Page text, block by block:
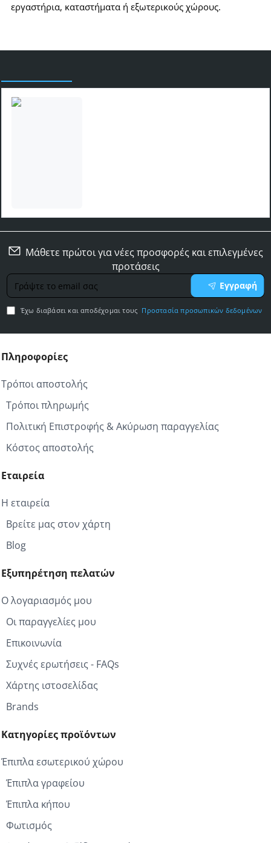
εργαστήρια, καταστήματα ή εξωτερικούς χώρους.
Μάθετε πρώτοι για νέες προσφορές και επιλεγμένες
προτάσεις
Γράψτε
το
email
σας
Εγγραφή
Έχω διαβάσει και αποδέχομαι τους Προστασία προσωπικών δεδομένων
Πληροφορίες
Τρόποι αποστολής
Τρόποι πληρωμής
Πολιτική Επιστροφής & Ακύρωση παραγγελίας
Κόστος αποστολής
Εταιρεία
Η εταιρεία
Βρείτε μας στον χάρτη
Blog
Εξυπηρέτηση πελατών
Ο λογαριασμός μου
Οι παραγγελίες μου
Επικοινωνία
Συχνές ερωτήσεις - FAQs
Χάρτης ιστοσελίδας
Brands
Κατηγορίες προϊόντων
Έπιπλα εσωτερικού χώρου
Έπιπλα γραφείου
Έπιπλα κήπου
Φωτισμός